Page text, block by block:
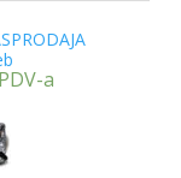
a